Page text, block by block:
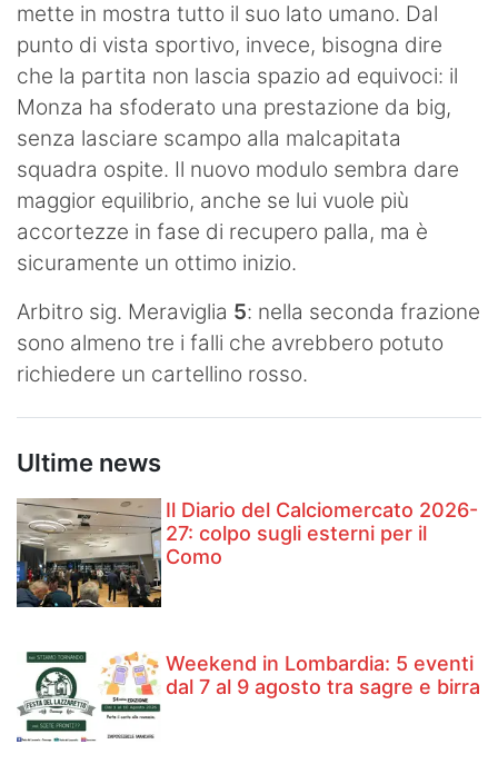
mette in mostra tutto il suo lato umano. Dal
punto di vista sportivo, invece, bisogna dire
che la partita non lascia spazio ad equivoci: il
Monza ha sfoderato una prestazione da big,
senza lasciare scampo alla malcapitata
squadra ospite. Il nuovo modulo sembra dare
maggior equilibrio, anche se lui vuole più
accortezze in fase di recupero palla, ma è
sicuramente un ottimo inizio.
Arbitro sig. Meraviglia 5: nella seconda frazione
sono almeno tre i falli che avrebbero potuto
richiedere un cartellino rosso.
Ultime news
Il Diario del Calciomercato 2026-
27: colpo sugli esterni per il
Como
Weekend in Lombardia: 5 eventi
dal 7 al 9 agosto tra sagre e birra